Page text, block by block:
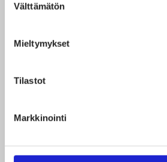
valinta
Välttämätön
Mieltymykset
Tilastot
Markkinointi